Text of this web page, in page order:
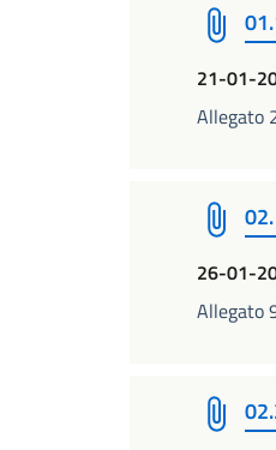
21-01-
Allegato
26-01-
Allegato